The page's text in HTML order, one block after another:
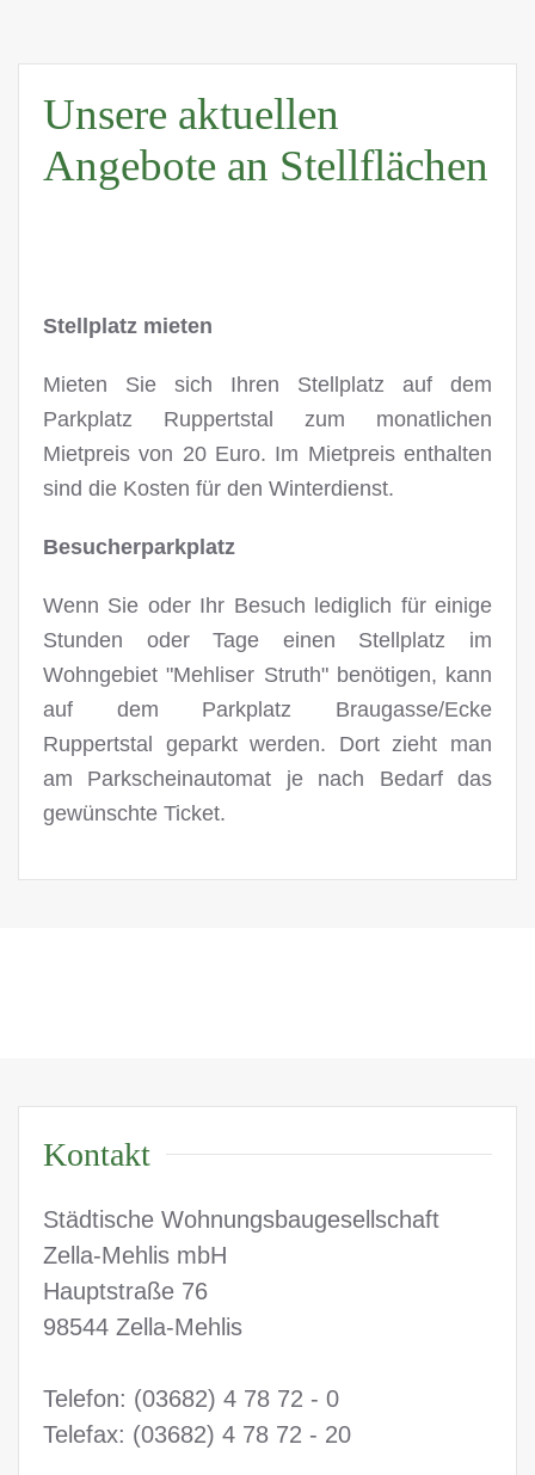
Unsere aktuellen
Angebote an Stellflächen
Stellplatz mieten
Mieten Sie sich Ihren Stellplatz auf dem
Parkplatz Ruppertstal zum monatlichen
Mietpreis von 20 Euro. Im Mietpreis enthalten
sind die Kosten für den Winterdienst.
Besucherparkplatz
Wenn Sie oder Ihr Besuch lediglich für einige
Stunden oder Tage einen Stellplatz im
Wohngebiet "Mehliser Struth" benötigen, kann
auf dem Parkplatz Braugasse/Ecke
Ruppertstal geparkt werden. Dort zieht man
am Parkscheinautomat je nach Bedarf das
gewünschte Ticket.
Kontakt
Städtische Wohnungsbaugesellschaft
Zella-Mehlis mbH
Hauptstraße 76
98544 Zella-Mehlis
Telefon: (03682) 4 78 72 - 0
Telefax: (03682) 4 78 72 - 20